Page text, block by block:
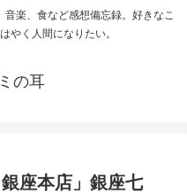
楽、食など感想備忘録。好きなこ
やく人間になりたい。
の耳
座本店」銀座七